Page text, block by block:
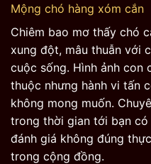
Mộng chó hàng xóm cắn
Chiêm bao mơ thấy chó
xung đột, mâu thuẫn với
cuộc sống. Hình ảnh con
thuộc nhưng hành vi tấn
không mong muốn.
trong thời gian tới bạn
đánh giá không đúng
trong cộng đồng.